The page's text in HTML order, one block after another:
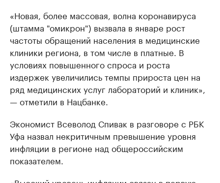
«Новая, более массовая, волна коронавируса
(штамма "омикрон") вызвала в январе рост
частоты обращений населения в медицинские
клиники региона, в том числе в платные. В
условиях повышенного спроса и роста
издержек увеличились темпы прироста цен на
ряд медицинских услуг лабораторий и клиник»,
— отметили в Нацбанке.
Экономист Всеволод Спивак в разговоре с РБК
Уфа назвал некритичным превышение уровня
инфляции в регионе над общероссийским
показателем.